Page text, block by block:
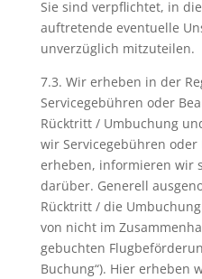
Sie sind verpflichtet, in
auftretende eventuelle
unverzüglich mitzuteilen.
7.3. Wir erheben in der
Servicegebühren oder
Rücktritt / Umbuchung
wir Servicegebühren
erheben, informieren wir
darüber. Generell
Rücktritt / die
von nicht im
gebuchten
Buchung“). Hier erheben